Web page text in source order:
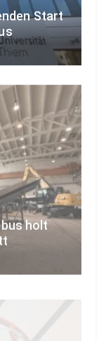
Start
holt